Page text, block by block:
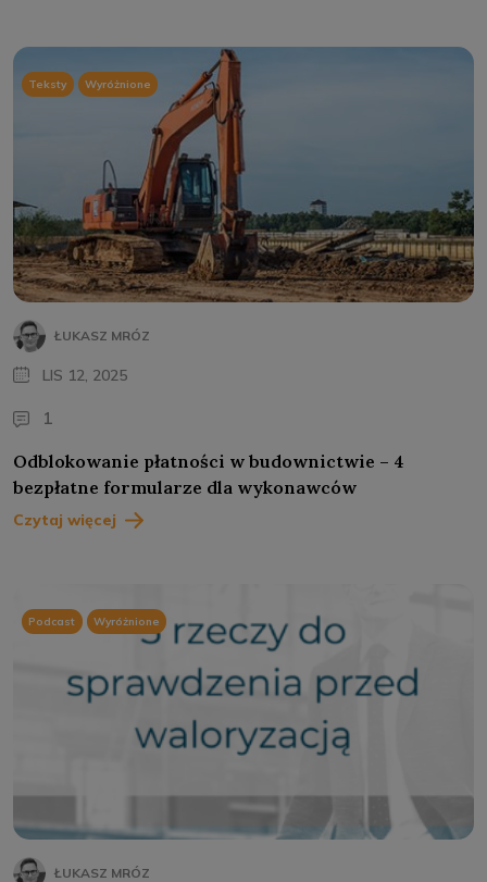
Teksty Wyróżnione
ŁUKASZ MRÓZ
LIS 12, 2025
1
Odblokowanie płatności w budownictwie – 4
bezpłatne formularze dla wykonawców
Czytaj więcej
Podcast Wyróżnione
ŁUKASZ MRÓZ